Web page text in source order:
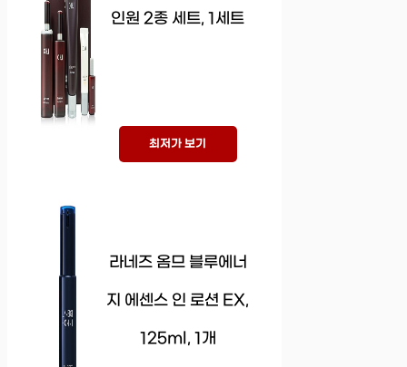
인원 2종 세트, 1세트
최저가 보기
라네즈 옴므 블루에너
지 에센스 인 로션 EX,
125ml, 1개